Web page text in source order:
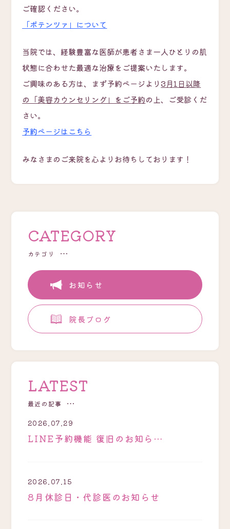
ご確認ください。
「ポテンツァ」について
当院では、経験豊富な医師が患者さま一人ひとりの肌
状態に合わせた最適な治療をご提案いたします。
ご興味のある方は、まず予約ページより 3月1日以降
の「美容カウンセリング」をご予約の上、ご受診くだ
さい。
予約ページはこちら
みなさまのご来院を心よりお待ちしております！
CATEGORY
カテゴリ
お知らせ
院長ブログ
LATEST
最近の記事
2026.07.29
LINE予約機能 復旧のお知ら…
2026.07.15
8月休診日・代診医のお知らせ